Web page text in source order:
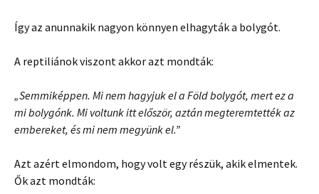
Így az anunnakik nagyon könnyen elhagyták a bolygót.
A reptiliánok viszont akkor azt mondták:
„Semmiképpen. Mi nem hagyjuk el a Föld bolygót, mert ez a
mi bolygónk. Mi voltunk itt először, aztán megteremtették az
embereket, és mi nem megyünk el.”
Azt azért elmondom, hogy volt egy részük, akik elmentek.
Ők azt mondták: